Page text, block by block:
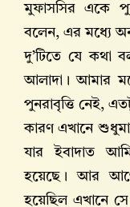
মুফাসসির একে
বলেন, এর মধ্যে
দু’টিতে যে কথা
আলাদা। আমার
পুনরাবৃত্তি নেই,
কারণ এখানে
যার ইবাদাত
হয়েছে। আর
হয়েছিল এখানে